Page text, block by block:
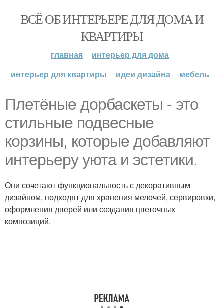
ВСЁ ОБ ИНТЕРЬЕРЕ ДЛЯ ДОМА И
КВАРТИРЫ
главная
интерьер для дома
интерьер для квартиры
идеи дизайна мебель
Плетёные дорбаскеты - это
стильные подвесные
корзины, которые добавляют
интерьеру уюта и эстетики.
Они сочетают функциональность с декоративным
дизайном, подходят для хранения мелочей, сервировки,
оформления дверей или создания цветочных
композиций.